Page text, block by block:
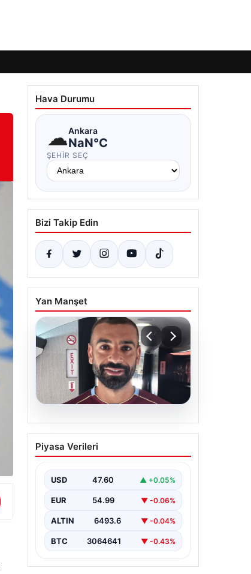
Hava Durumu
☁Ankara
NaN°C
ŞEHIR SEÇ
Bizi Takip Edin
Yan Manşet
05.08.2026
Mohamed Salah daha
maça çıkmadan Victor
Piyasa Verileri
USD 47.60 ▲ +0.05%
EUR 54.99 ▼ -0.06%
ALTIN 6493.6 ▼ -0.04%
BTC 3064641 ▼ -0.43%